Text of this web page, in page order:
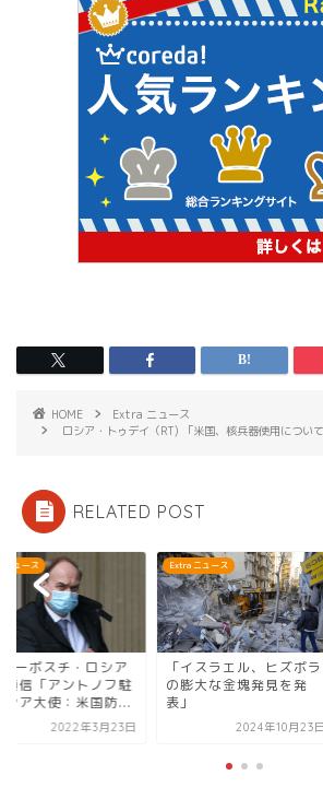
HOME
Extra ニュース
ロシア・トゥデイ（RT) 「米国、核兵器使用につい
RELATED POST
ニュース
ーボスチ・ロシア
通信「アントノフ駐
シア大使：米国防...
2022年3月23日
Extra ニュース
「イスラエル、ヒズボラ
の膨大な金塊発見を発
表」
2024年10月23日